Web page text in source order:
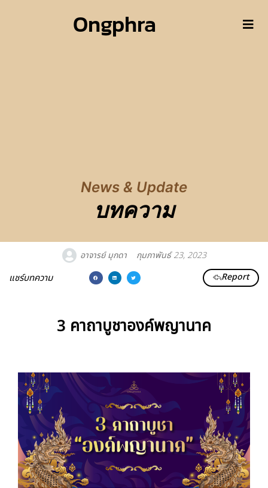
Ongphra
News & Update
บทความ
อาจารย์ มุกดา กุมภาพันธ์ 23, 2023
แชร์บทความ Report
3 คาถาบูชาองค์พญานาค